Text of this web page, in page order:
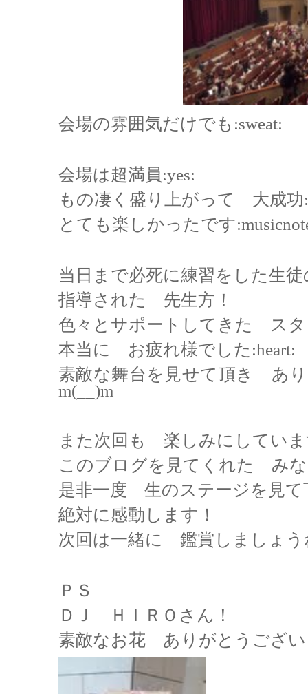
会場の雰囲気だけでも:sweat:
会場は超満員:yes:
もの凄く盛り上がって 大成功
とても楽しかったです
当日まで必死に練習をした生
指導された 先生方！
色々とサポートしてきた ス
本当に お疲れ様でした:heart:
素敵な舞台を見せて頂き あ
m(__)m
また次回も 楽しみにしていま
このブログを見てくれた み
是非一度 生のステージを見て
絶対に感動します！
次回は一緒に 鑑賞しましょう
ＰＳ
ＤＪ ＨＩＲＯさん！
素敵なお花 ありがとうござい